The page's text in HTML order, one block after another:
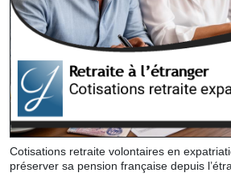
Cotisations retraite volontaires en
préserver sa pension française depuis